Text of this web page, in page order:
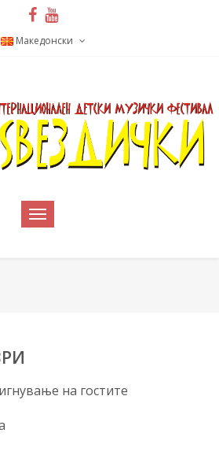
Македонски
на гостите
Вечера